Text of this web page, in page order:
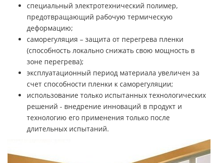
специальный электротехнический полимер,
предотвращающий рабочую термическую
деформацию;
саморегуляция – защита от перегрева пленки
(способность локально снижать свою мощность в
зоне перегрева);
эксплуатационный период материала увеличен за
счет способности пленки к саморегуляции;
использование только испытанных технологических
решений - внедрение инноваций в продукт и
технологию его применения только после
длительных испытаний.